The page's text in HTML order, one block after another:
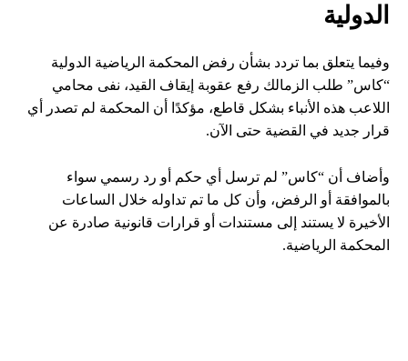
الدولية
وفيما يتعلق بما تردد بشأن رفض المحكمة الرياضية الدولية
“كاس” طلب الزمالك رفع عقوبة إيقاف القيد، نفى محامي
اللاعب هذه الأنباء بشكل قاطع، مؤكدًا أن المحكمة لم تصدر أي
قرار جديد في القضية حتى الآن.
وأضاف أن “كاس” لم ترسل أي حكم أو رد رسمي سواء
بالموافقة أو الرفض، وأن كل ما تم تداوله خلال الساعات
الأخيرة لا يستند إلى مستندات أو قرارات قانونية صادرة عن
المحكمة الرياضية.